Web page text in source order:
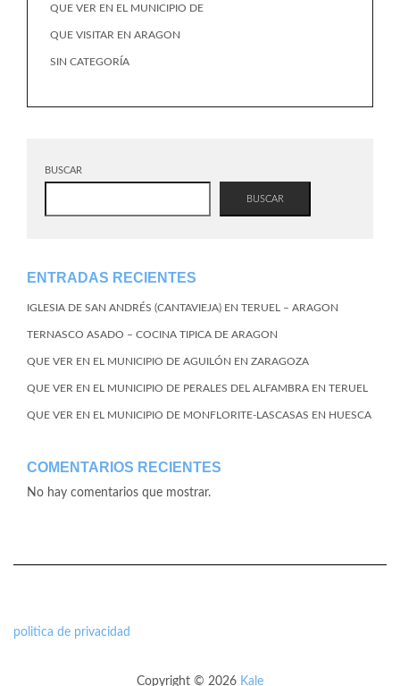
QUE VER EN EL MUNICIPIO DE
QUE VISITAR EN ARAGON
SIN CATEGORÍA
BUSCAR
BUSCAR
ENTRADAS RECIENTES
IGLESIA DE SAN ANDRÉS (CANTAVIEJA) EN TERUEL – ARAGON
TERNASCO ASADO – COCINA TIPICA DE ARAGON
QUE VER EN EL MUNICIPIO DE AGUILÓN EN ZARAGOZA
QUE VER EN EL MUNICIPIO DE PERALES DEL ALFAMBRA EN TERUEL
QUE VER EN EL MUNICIPIO DE MONFLORITE-LASCASAS EN HUESCA
COMENTARIOS RECIENTES
No hay comentarios que mostrar.
politica de privacidad
Copyright © 2026 Kale